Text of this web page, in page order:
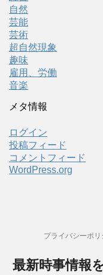
自然
芸能
芸術
超自然現象
趣味
雇用、労働
音楽
メタ情報
ログイン
投稿フィード
コメントフィード
WordPress.org
プライバシーポリ
最新時事情報